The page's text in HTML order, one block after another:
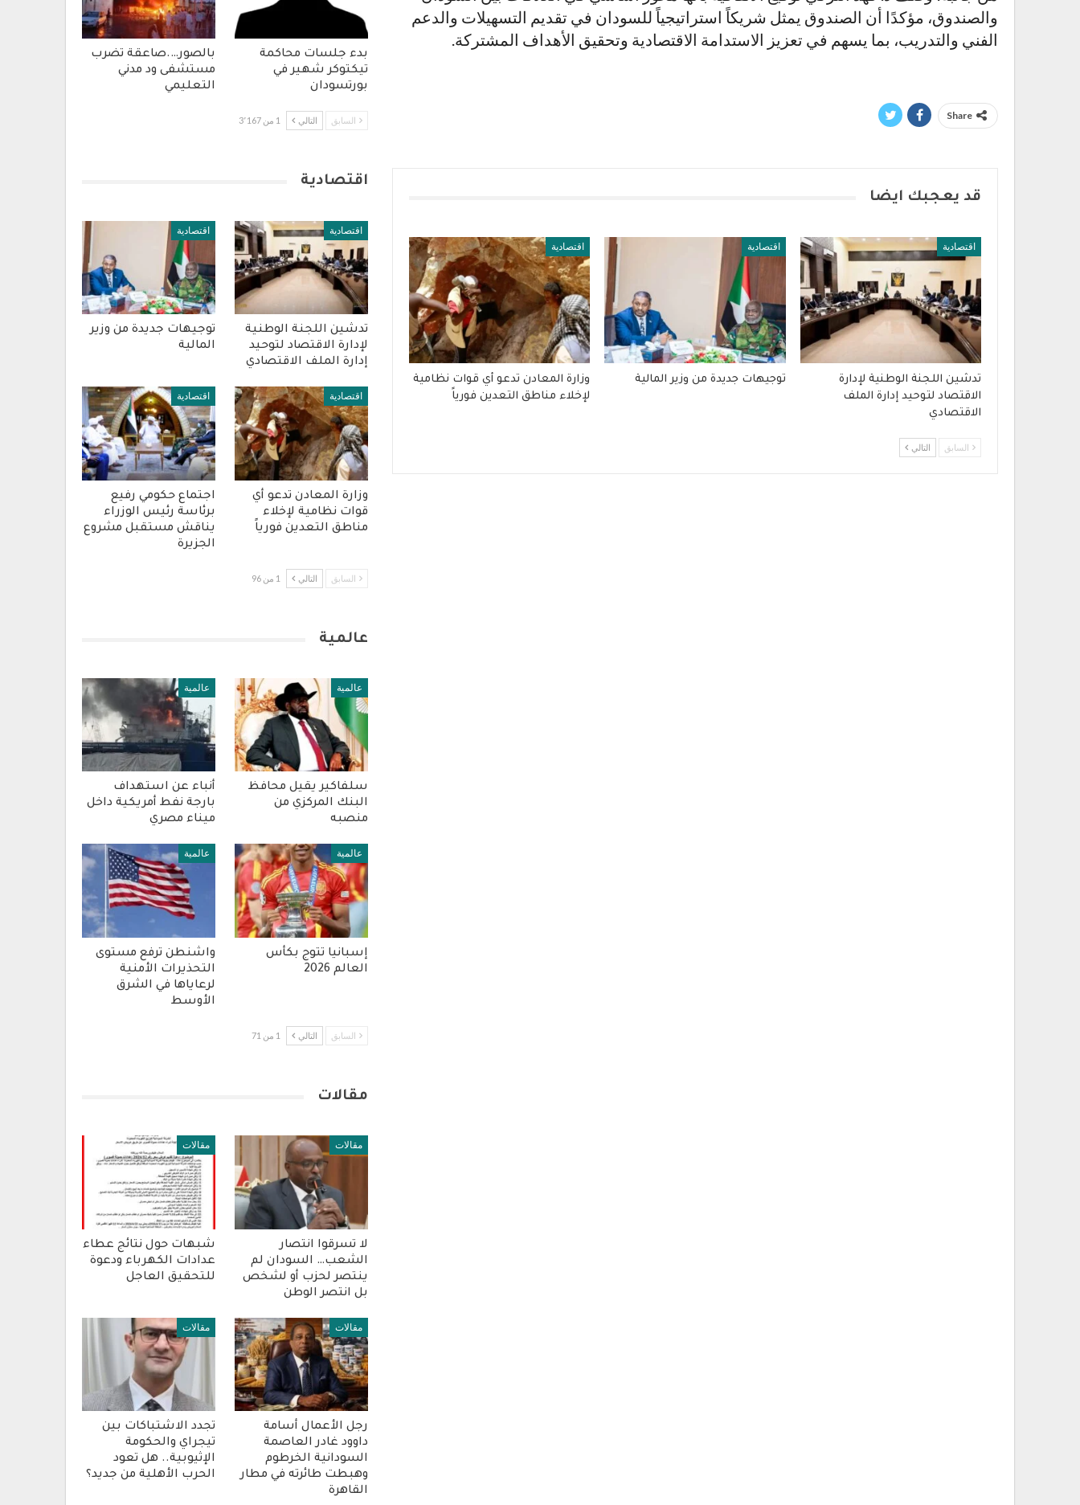
والصندوق، مؤكدًا أن الصندوق يمثل شريكاً استراتيجياً للسودان في تقديم التسهيلات والدعم
الفني والتدريب، بما يسهم في تعزيز الاستدامة الاقتصادية وتحقيق الأهداف المشتركة.
Share
قد يعجبك ايضا
اقتصادية
تدشين اللجنة الوطنية لإدارة
الاقتصاد لتوحيد إدارة الملف
الاقتصادي
اقتصادية
توجيهات جديدة من وزير المالية
اقتصادية
وزارة المعادن تدعو أي قوات نظامية
لإخلاء مناطق التعدين فورياً
السابق التالي
بدء جلسات محاكمة
تيكتوكر شهير في
بورتسودان
بالصور….صاعقة تضرب
مستشفى ود مدني
التعليمي
السابق التالي 1 من 3٬167
اقتصادية
اقتصادية
تدشين اللجنة الوطنية
لإدارة الاقتصاد لتوحيد
إدارة الملف الاقتصادي
اقتصادية
توجيهات جديدة من وزير
المالية
اقتصادية
وزارة المعادن تدعو أي
قوات نظامية لإخلاء
مناطق التعدين فورياً
اقتصادية
اجتماع حكومي رفيع
برئاسة رئيس الوزراء
يناقش مستقبل مشروع
الجزيرة
السابق التالي 1 من 96
عالمية
عالمية
سلفاكير يقيل محافظ
البنك المركزي من
منصبه
عالمية
أنباء عن استهداف
بارجة نفط أمريكية داخل
ميناء مصري
عالمية
إسبانيا تتوج بكأس
العالم 2026
عالمية
واشنطن ترفع مستوى
التحذيرات الأمنية
لرعاياها في الشرق
الأوسط
السابق التالي 1 من 71
مقالات
مقالات
لا تسرقوا انتصار
الشعب… السودان لم
ينتصر لحزب أو لشخص
بل انتصر الوطن
مقالات
شبهات حول نتائج عطاء
عدادات الكهرباء ودعوة
للتحقيق العاجل
مقالات
رجل الأعمال أسامة
داوود غادر العاصمة
السودانية الخرطوم
وهبطت طائرته في مطار
القاهرة
مقالات
تجدد الاشتباكات بين
تيجراي والحكومة
الإثيوبية.. هل تعود
الحرب الأهلية من جديد؟